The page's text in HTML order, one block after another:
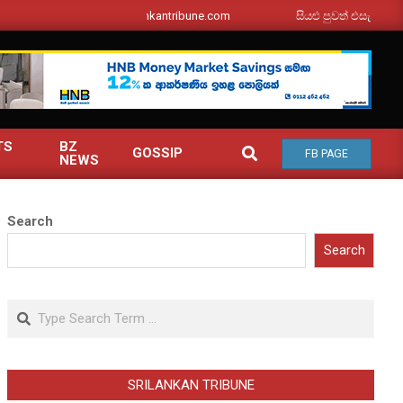
srilankantribune.com සියළු පුවත් එසැනින් ඔබ වෙත
BZ
NEWS
GOSSIP SEARCH
FB PAGE
Search
Search
Search
SRILANKAN TRIBUNE